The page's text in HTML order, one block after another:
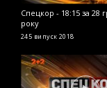
Спецкор - 18:15 за 28
року
245 випуск 2018